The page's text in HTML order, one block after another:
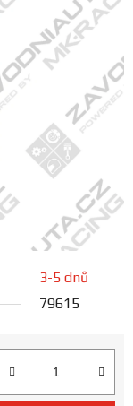
3-5 dnů
79615